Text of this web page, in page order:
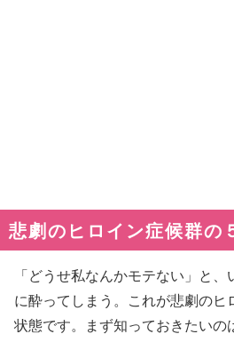
悲劇のヒロイン症候群の
「どうせ私なんかモテない」と
に酔ってしまう。これが悲劇のヒ
状態です。まず知っておきたいの